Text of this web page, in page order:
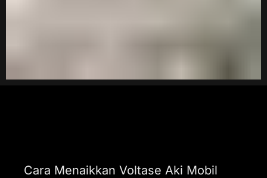
Cara Menaikkan Voltase Aki Mobil